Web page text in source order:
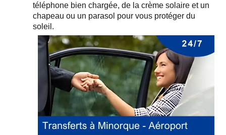
téléphone bien chargée, de la crème solaire et un
chapeau ou un parasol pour vous protéger du
soleil.